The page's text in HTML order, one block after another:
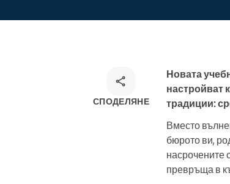
СПОДЕЛЯНЕ
Новата
настройват
традиции:
Вместо
бюрото ви,
насрочените
превръща в